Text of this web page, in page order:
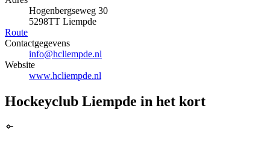
Hogenbergseweg 30
5298TT Liempde
Route
Contactgegevens
info@hcliempde.nl
Website
www.hcliempde.nl
Hockeyclub Liempde in het kort